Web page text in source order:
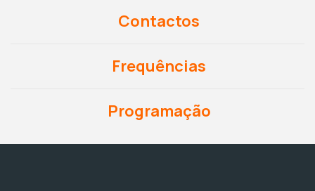
Contactos
Frequências
Programação